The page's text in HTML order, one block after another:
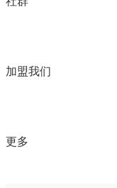
加盟我们
更多